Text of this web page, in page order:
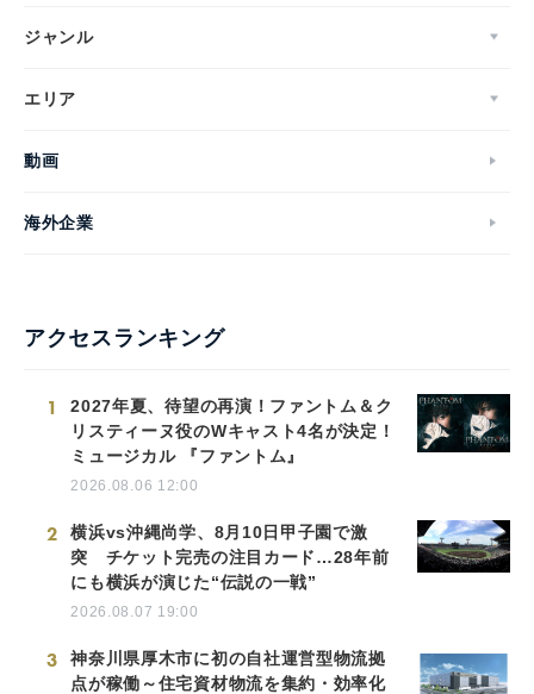
ジャンル
エリア
動画
海外企業
アクセスランキング
1
2027年夏、待望の再演！ファントム＆ク
リスティーヌ役のWキャスト4名が決定！
ミュージカル 『ファントム』
2026.08.06 12:00
2
横浜vs沖縄尚学、8月10日甲子園で激
突 チケット完売の注目カード…28年前
にも横浜が演じた“伝説の一戦”
2026.08.07 19:00
3
神奈川県厚木市に初の自社運営型物流拠
点が稼働～住宅資材物流を集約・効率化